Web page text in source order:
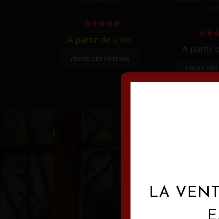
A partir de 6,90€
CHOIX DES OPTIONS
A partir
CHOIX DES
LA